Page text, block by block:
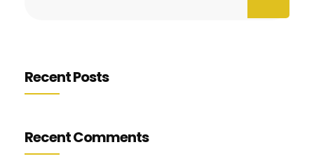
Recent Posts
Recent Comments